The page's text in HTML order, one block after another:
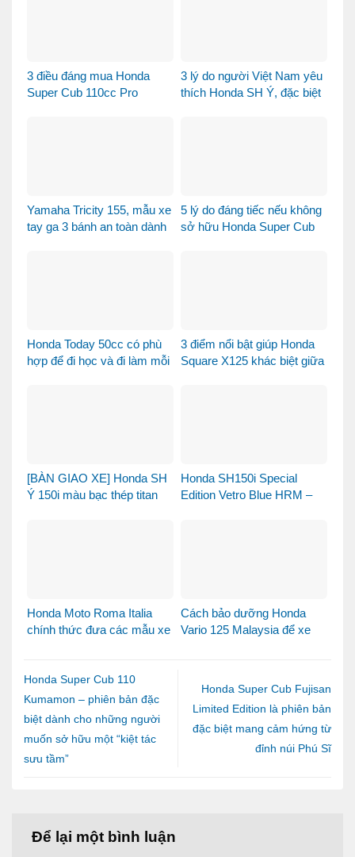
3 điều đáng mua Honda
Super Cub 110cc Pro
3 lý do người Việt Nam yêu
thích Honda SH Ý, đặc biệt
Yamaha Tricity 155, mẫu xe
tay ga 3 bánh an toàn dành
5 lý do đáng tiếc nếu không
sở hữu Honda Super Cub
Honda Today 50cc có phù
hợp để đi học và đi làm mỗi
3 điểm nổi bật giúp Honda
Square X125 khác biệt giữa
[BÀN GIAO XE] Honda SH
Ý 150i màu bạc thép titan
Honda SH150i Special
Edition Vetro Blue HRM –
Honda Moto Roma Italia
chính thức đưa các mẫu xe
Cách bảo dưỡng Honda
Vario 125 Malaysia để xe
Honda Super Cub 110
Kumamon – phiên bản đặc
biệt dành cho những người
muốn sở hữu một “kiệt tác
sưu tầm”
Honda Super Cub Fujisan
Limited Edition là phiên bản
đặc biệt mang cảm hứng từ
đỉnh núi Phú Sĩ
Để lại một bình luận